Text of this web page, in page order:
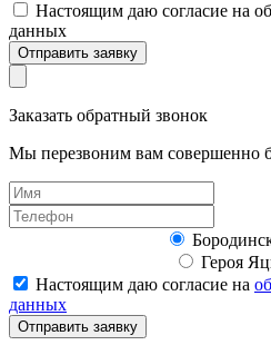
Настоящим даю согласие на
данных
Отправить заявку
Заказать обратный звонок
Мы перезвоним вам совершенно
Героя
Настоящим даю согласие на
данных
Отправить заявку